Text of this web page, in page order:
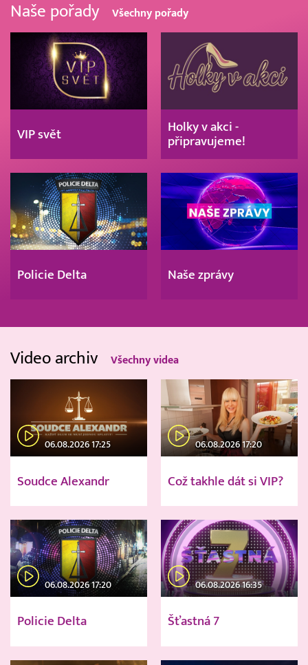
Naše pořady Všechny pořady
VIP svět
Holky v akci -
připravujeme!
Policie Delta Naše zprávy
Video archiv Všechny videa
06.08.2026 17:25
Soudce Alexandr
06.08.2026 17:20
Což takhle dát si VIP?
06.08.2026 17:20
Policie Delta
06.08.2026 16:35
Šťastná 7